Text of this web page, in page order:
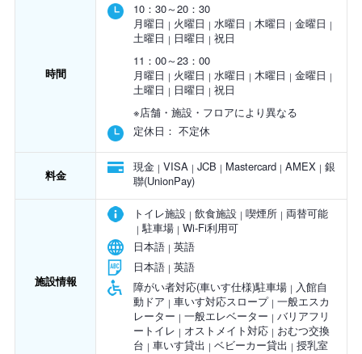
時間
10：30～20：30
月曜日
火曜日 水曜日 木曜日
金曜日
土曜日
日曜日
祝日
11：00～23：00
月曜日
火曜日 水曜日 木曜日
金曜日
土曜日
日曜日
祝日
※店舗・施設・フロアにより異なる
定休日： 不定休
料金
現金 VISA JCB Mastercard AMEX 銀
聯(UnionPay)
施設情報
トイレ施設 飲食施設 喫煙所 両替可能
駐車場 Wi-Fi利用可
日本語 英語
日本語 英語
障がい者対応(車いす仕様)駐車場
入館自
動ドア
車いす対応スロープ 一般エスカ
レーター
一般エレベーター
バリアフリ
ートイレ
オストメイト対応
おむつ交換
台
車いす貸出 ベビーカー貸出 授乳室